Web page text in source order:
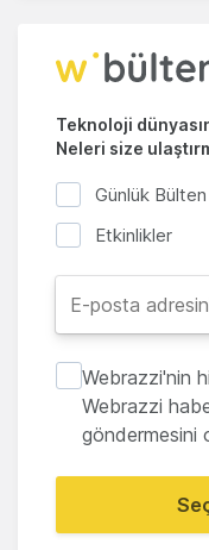
Teknoloji
Neleri size
Günlük Bülten
Etkinlikler
Webrazzi'nin
Webrazzi
göndermesini